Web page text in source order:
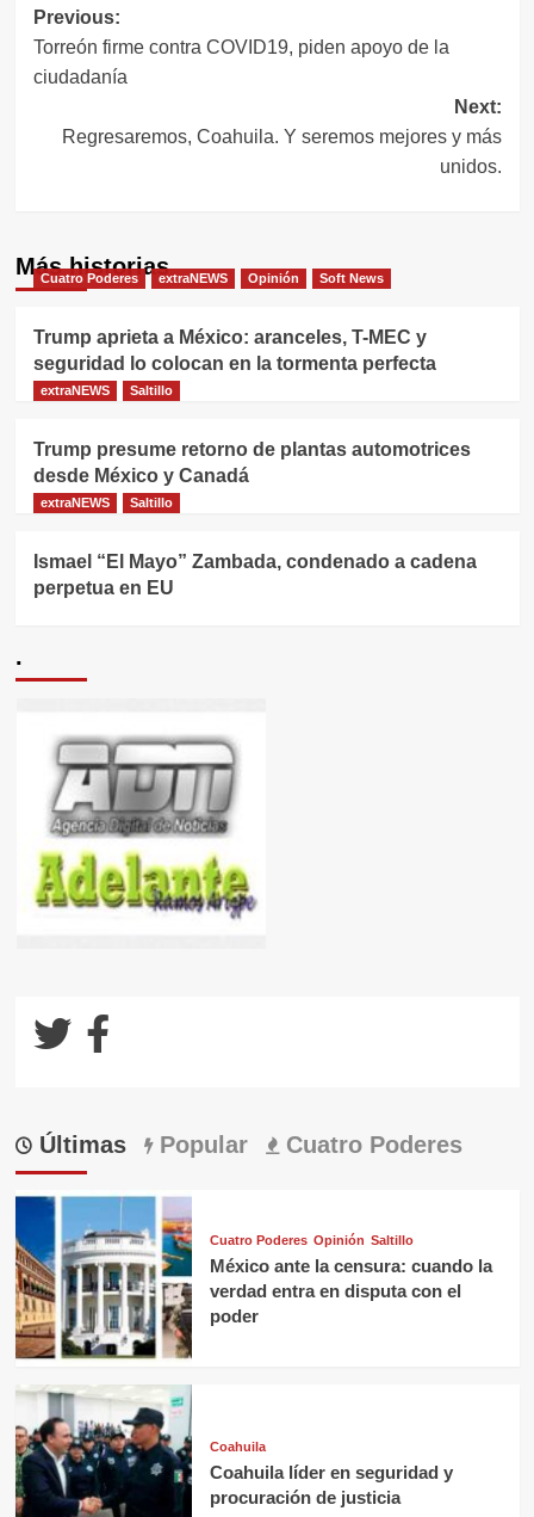
Navegación
de
Previous:
Torreón firme contra COVID19, piden apoyo de la
ciudadanía
Next:
Regresaremos, Coahuila. Y seremos mejores y más
unidos.
Más historias
Cuatro Poderes extraNEWS Opinión Soft News
Trump aprieta a México: aranceles, T-MEC y
seguridad lo colocan en la tormenta perfecta
extraNEWS Saltillo
Trump presume retorno de plantas automotrices
desde México y Canadá
extraNEWS Saltillo
Ismael “El Mayo” Zambada, condenado a cadena
perpetua en EU
.
Últimas Popular Cuatro Poderes
Cuatro Poderes Opinión Saltillo
México ante la censura: cuando la
verdad entra en disputa con el
poder
Coahuila
Coahuila líder en seguridad y
procuración de justicia